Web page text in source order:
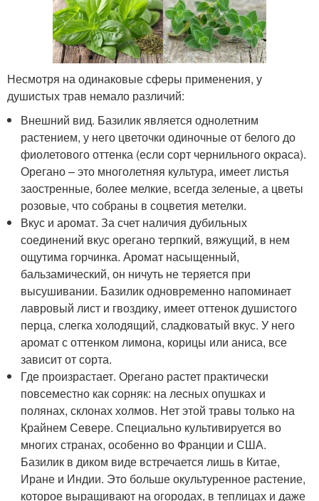
Несмотря на одинаковые сферы применения, у
душистых трав немало различий:
Внешний вид. Базилик является однолетним
растением, у него цветочки одиночные от белого до
фиолетового оттенка (если сорт чернильного окраса).
Орегано – это многолетняя культура, имеет листья
заостренные, более мелкие, всегда зеленые, а цветы
розовые, что собраны в соцветия метелки.
Вкус и аромат. За счет наличия дубильных
соединений вкус орегано терпкий, вяжущий, в нем
ощутима горчинка. Аромат насыщенный,
бальзамический, он ничуть не теряется при
высушивании. Базилик одновременно напоминает
лавровый лист и гвоздику, имеет оттенок душистого
перца, слегка холодящий, сладковатый вкус. У него
аромат с оттенком лимона, корицы или аниса, все
зависит от сорта.
Где произрастает. Орегано растет практически
повсеместно как сорняк: на лесных опушках и
полянах, склонах холмов. Нет этой травы только на
Крайнем Севере. Специально культивируется во
многих странах, особенно во Франции и США.
Базилик в диком виде встречается лишь в Китае,
Иране и Индии. Это больше окультуренное растение,
которое выращивают на огородах, в теплицах и даже